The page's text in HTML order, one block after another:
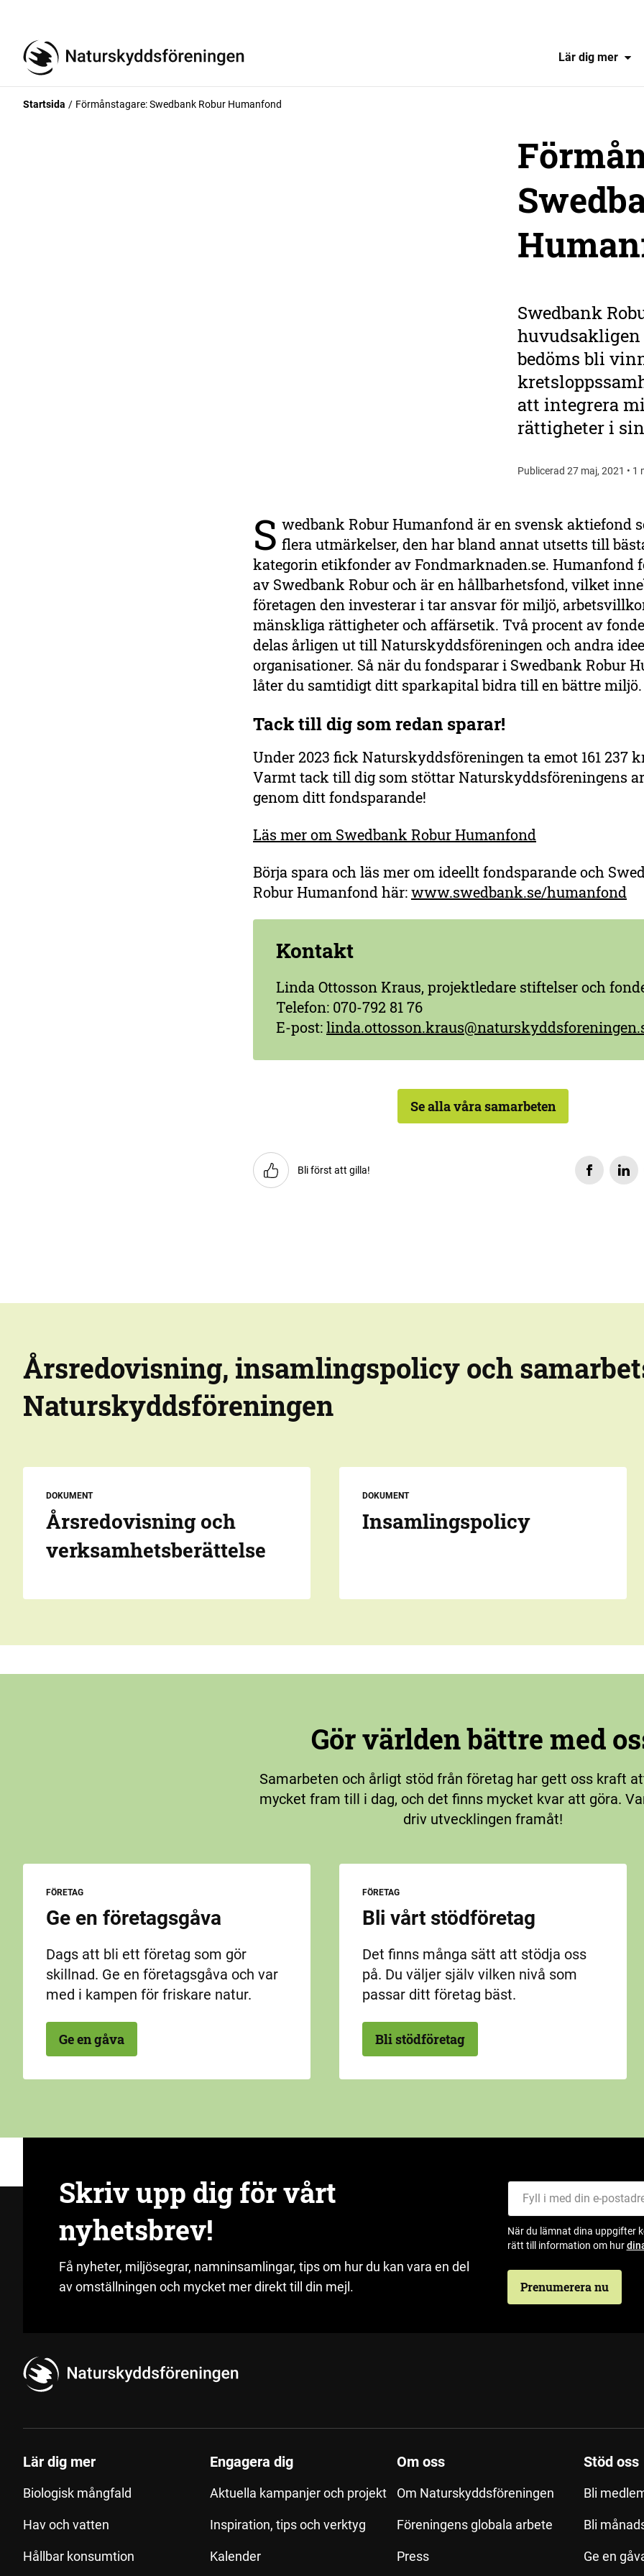
Lär dig mer
Startsida Förmånstagare: Swedbank Robur Humanfond
Swedbank
huvudsakligen
bedöms bli
att integrera
rättigheter i
Publicerad 27 maj, 2021 • 1
S wedbank Robur Humanfond är en svensk aktiefond
flera utmärkelser, den har bland annat utsetts till
kategorin etikfonder av Fondmarknaden.se. Humanfond
av Swedbank Robur och är en hållbarhetsfond, vilket
företagen den investerar i tar ansvar för miljö,
mänskliga rättigheter och affärsetik. Två procent av
delas årligen ut till Naturskyddsföreningen och andra
organisationer. Så när du fondsparar i Swedbank Robur
låter du samtidigt ditt sparkapital bidra till en bättre miljö.
Tack till dig som redan sparar!
Under 2023 fick Naturskyddsföreningen ta emot 161 237
Varmt tack till dig som stöttar Naturskyddsföreningens
genom ditt fondsparande!
Läs mer om Swedbank Robur Humanfond
Börja spara och läs mer om ideellt fondsparande och
Robur Humanfond här:www.swedbank.se/humanfond
Kontakt
Linda Ottosson Kraus, projektledare stiftelser och
Telefon: 070-792 81 76
E-post:
Se alla våra samarbeten
Bli först att gilla!
Årsredovisning, insamlingspolicy och
Naturskyddsföreningen
DOKUMENT
Årsredovisning och
verksamhetsberättelse
DOKUMENT
Insamlingspolicy
Gör världen bättre med
Samarbeten och årligt stöd från företag har gett oss kraft
mycket fram till i dag, och det finns mycket kvar att göra.
driv utvecklingen framåt!
FÖRETAG
Ge en företagsgåva
Dags att bli ett företag som gör
skillnad. Ge en företagsgåva och var
med i kampen för friskare natur.
Ge en gåva
FÖRETAG
Bli vårt stödföretag
Det finns många sätt att stödja oss
på. Du väljer själv vilken nivå som
passar ditt företag bäst.
Bli stödföretag
Skriv upp dig för vårt
nyhetsbrev!
Få nyheter, miljösegrar, namninsamlingar, tips om hur du kan vara en del
av omställningen och mycket mer direkt till din mejl.
Fyll i med din e-postadress
När du lämnat dina uppgifter
rätt till information om hur
Prenumerera nu
Lär dig mer
Biologisk mångfald
Hav och vatten
Hållbar konsumtion
Engagera dig
Aktuella kampanjer och projekt
Inspiration, tips och verktyg
Kalender
Om oss
Om Naturskyddsföreningen
Föreningens globala arbete
Press
Stöd oss
Bli
Bli
Ge en